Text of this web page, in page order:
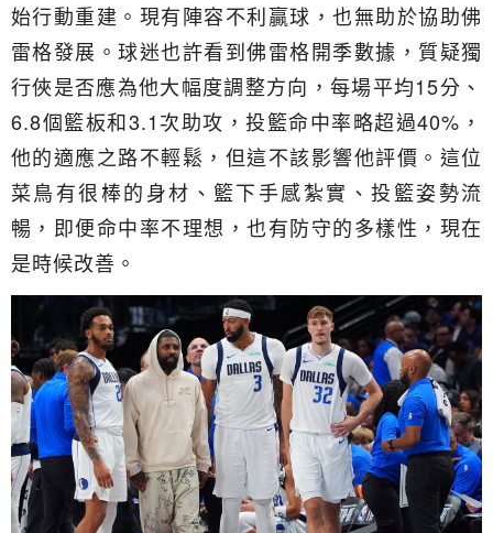
始行動重建。現有陣容不利贏球，也無助於協助佛
雷格發展。球迷也許看到佛雷格開季數據，質疑獨
行俠是否應為他大幅度調整方向，每場平均15分、
6.8個籃板和3.1次助攻，投籃命中率略超過40%，
他的適應之路不輕鬆，但這不該影響他評價。這位
菜鳥有很棒的身材、籃下手感紮實、投籃姿勢流
暢，即便命中率不理想，也有防守的多樣性，現在
是時候改善。